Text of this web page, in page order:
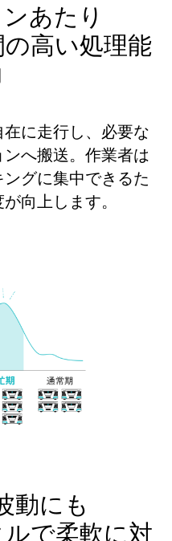
あたり
高い処理能
に走行し、必要な
へ搬送。作業者は
グに集中できるた
向上します。
動にも
で柔軟に対